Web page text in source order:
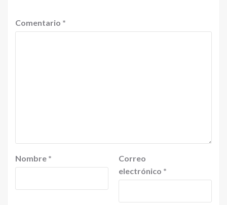
Comentario *
Nombre *
Correo
electrónico *